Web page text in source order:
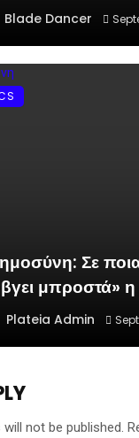
Blade Dancer
Σε
μπροστά»
Plateia Admin
not be published.